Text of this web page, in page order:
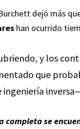
dejó más
han ocurrido
y los
que
se